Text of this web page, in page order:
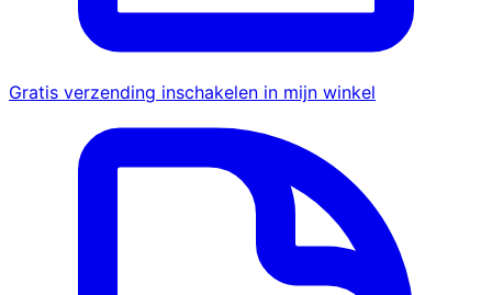
Gratis verzending inschakelen in mijn winkel